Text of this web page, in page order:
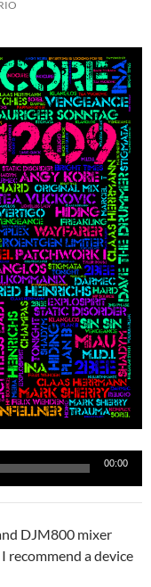
00:00
DJM800 mixer
recommend a device